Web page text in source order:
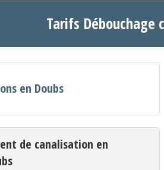
Tarifs Débouchage
en Doubs
de canalisation en